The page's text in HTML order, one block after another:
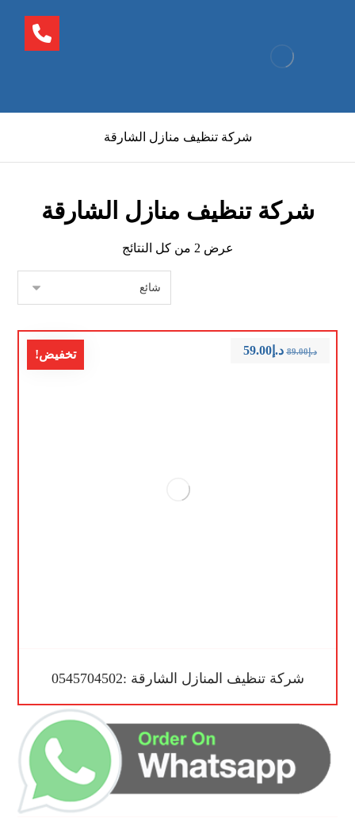
شركة تنظيف منازل الشارقة
شركة تنظيف منازل الشارقة
عرض ⁦2⁩ من كل النتائج
تخفيض!
شركة تنظيف المنازل الشارقة :0545704502
د.إ89.00 د.إ59.00